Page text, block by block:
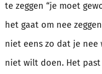
te zeggen “je moet
het gaat om nee
niet eens zo dat je
niet wilt doen. Het